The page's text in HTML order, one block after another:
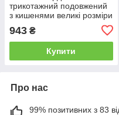
трикотажний подовжений
з кишенями великі розміри
943 ₴
Купити
Про нас
99% позитивних з 83